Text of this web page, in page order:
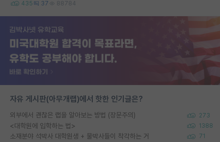
435 37 88784
자유 게시판(아무개랩)에서 핫한 인기글은?
외부에서 괜찮은 랩을 알아보는 방법 (장문주의) 273
<대학원에 입학하는 법> 1388
소재분야 석박사 대학원생 + 물박사들이 착각하는 거 71